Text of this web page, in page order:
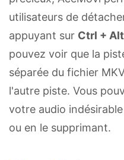
utilisateurs de
appuyant sur Ctrl +
pouvez voir que la
séparée du fichier
l'autre piste. Vous
votre audio
ou en le supprimant.